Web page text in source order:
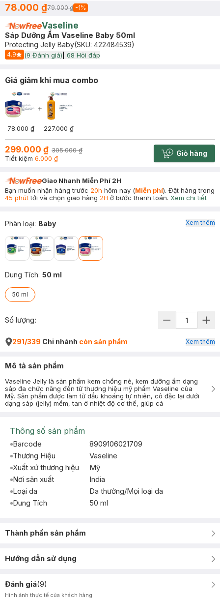
78.000 ₫79.000 ₫ -1%
Vaseline
Sáp Dưỡng Ẩm Vaseline Baby 50ml
Protecting Jelly Baby(SKU: 422484539)
4.9
Start Icon
(9 Đánh giá) 68 Hỏi đáp
Giá giảm khi mua combo
78.000 ₫ 227.000 ₫
299.000 ₫ 305.000 ₫
Tiết kiệm 6.000 ₫ Cart plus
Giỏ hàng
Giao Nhanh Miễn Phí 2H
Bạn muốn nhận hàng trước 20h hôm nay (Miễn phí). Đặt hàng trong
45 phúttới và chọn giao hàng 2H ở bước thanh toán. Xem chi tiết
Phân loại: Baby
Dung Tích: 50 ml
50 ml
Xem thêm
Số lượng:
291/339 Chi nhánh còn sản phẩm Xem thêm
Mô tả sản phẩm
Vaseline Jelly là sản phẩm kem chống nẻ, kem dưỡng ẩm dạng
sáp đa chức năng đến từ thương hiệu mỹ phẩm Vaseline của
Mỹ. Sản phẩm được làm từ dầu khoáng tự nhiên, cô đặc lại dưới
dạng sáp (jelly) mềm, tan ở nhiệt độ cơ thể, giúp cả
Thông số sản phẩm
Barcode
8909106021709
Thương Hiệu
Vaseline
Xuất xứ thương hiệu
Mỹ
Nơi sản xuất
India
Loại da
Da thường/Mọi loại da
Dung Tích
50 ml
Thành phần sản phẩm
Hướng dẫn sử dụng
Đánh giá(9)
Hình ảnh thực tế của khách hàng